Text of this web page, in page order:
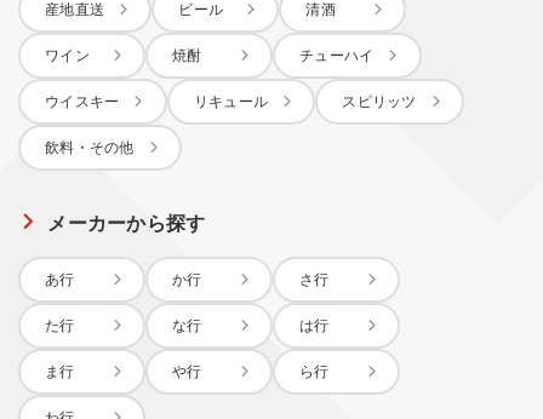
産地直送 ビール 清酒
ワイン 焼酎 チューハイ
ウイスキー リキュール スピリッツ
飲料・その他
メーカーから探す
あ行 か行 さ行
た行 な行 は行
ま行 や行 ら行